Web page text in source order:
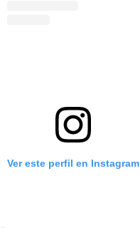
Ver este perfil en Instagram